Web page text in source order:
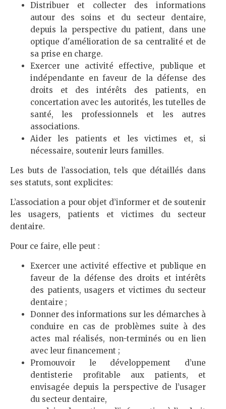
Distribuer et collecter des informations
autour des soins et du secteur dentaire,
depuis la perspective du patient, dans une
optique d'amélioration de sa centralité et de
sa prise en charge.
Exercer une activité effective, publique et
indépendante en faveur de la défense des
droits et des intérêts des patients, en
concertation avec les autorités, les tutelles de
santé, les professionnels et les autres
associations.
Aider les patients et les victimes et, si
nécessaire, soutenir leurs familles.
Les buts de l’association, tels que détaillés dans
ses statuts, sont explicites:
L’association a pour objet d’informer et de soutenir
les usagers, patients et victimes du secteur
dentaire.
Pour ce faire, elle peut :
Exercer une activité effective et publique en
faveur de la défense des droits et intérêts
des patients, usagers et victimes du secteur
dentaire ;
Donner des informations sur les démarches à
conduire en cas de problèmes suite à des
actes mal réalisés, non-terminés ou en lien
avec leur financement ;
Promouvoir le développement d’une
dentisterie profitable aux patients, et
envisagée depuis la perspective de l’usager
du secteur dentaire,